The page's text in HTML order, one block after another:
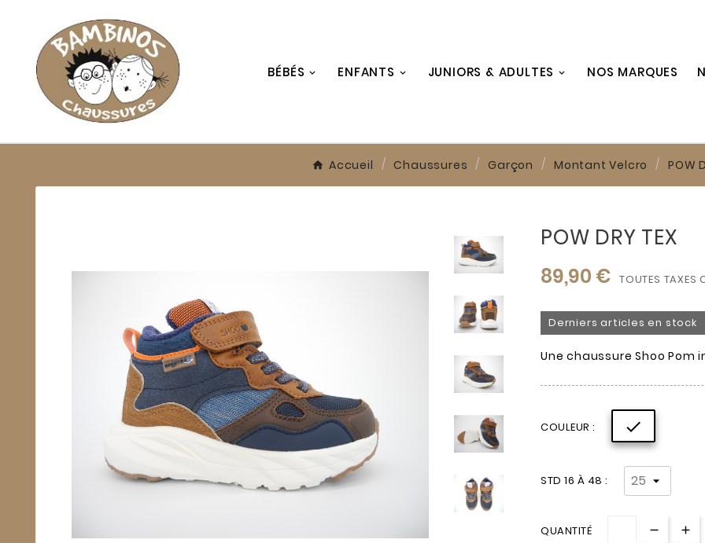
BÉBÉS ENFANTS JUNIORS & ADULTES NOS MARQUES
Accueil Chaussures Garçon Montant Velcro POW
POW DRY TEX
89,90 € TOUTES TAXES
Derniers articles en stock
Une chaussure Shoo
COULEUR : 
STD 16 À 48 :
QUANTITÉ